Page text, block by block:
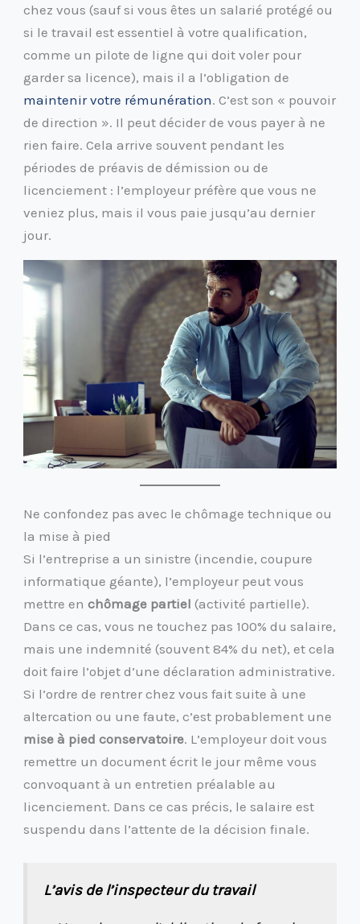
chez vous (sauf si vous êtes un salarié protégé ou
si le travail est essentiel à votre qualification,
comme un pilote de ligne qui doit voler pour
garder sa licence), mais il a l’obligation de
maintenir votre rémunération. C’est son « pouvoir
de direction ». Il peut décider de vous payer à ne
rien faire. Cela arrive souvent pendant les
périodes de préavis de démission ou de
licenciement : l’employeur préfère que vous ne
veniez plus, mais il vous paie jusqu’au dernier
jour.
Ne confondez pas avec le chômage technique ou
la mise à pied
Si l’entreprise a un sinistre (incendie, coupure
informatique géante), l’employeur peut vous
mettre enchômage partiel (activité partielle).
Dans ce cas, vous ne touchez pas 100% du salaire,
mais une indemnité (souvent 84% du net), et cela
doit faire l’objet d’une déclaration administrative.
Si l’ordre de rentrer chez vous fait suite à une
altercation ou une faute, c’est probablement une
mise à pied conservatoire. L’employeur doit vous
remettre un document écrit le jour même vous
convoquant à un entretien préalable au
licenciement. Dans ce cas précis, le salaire est
suspendu dans l’attente de la décision finale.
L’avis de l’inspecteur du travail